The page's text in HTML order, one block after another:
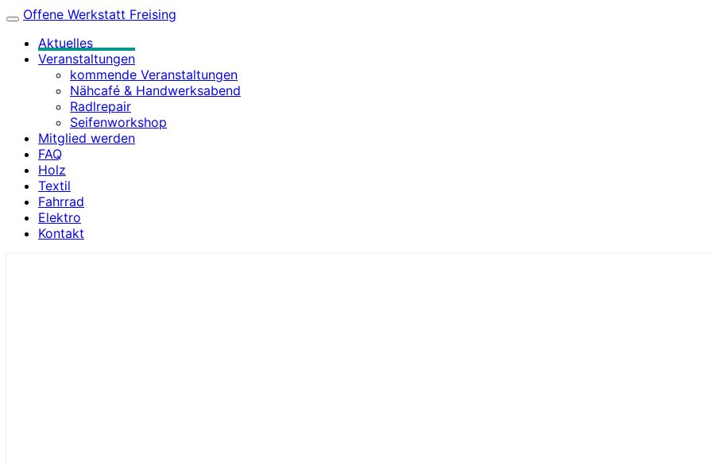
Toggle
navigation
Offene Werkstatt Freising
Aktuelles
Veranstaltungen
kommende Veranstaltungen
Nähcafé & Handwerksabend
Radlrepair
Seifenworkshop
Mitglied werden
FAQ
Holz
Textil
Fahrrad
Elektro
Kontakt